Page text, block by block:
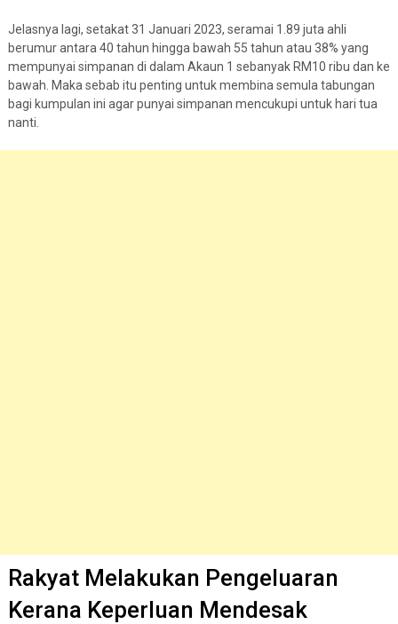
Jelasnya lagi, setakat 31 Januari 2023, seramai 1.89 juta ahli
berumur antara 40 tahun hingga bawah 55 tahun atau 38% yang
mempunyai simpanan di dalam Akaun 1 sebanyak RM10 ribu dan ke
bawah. Maka sebab itu penting untuk membina semula tabungan
bagi kumpulan ini agar punyai simpanan mencukupi untuk hari tua
nanti.
Rakyat Melakukan Pengeluaran
Kerana Keperluan Mendesak